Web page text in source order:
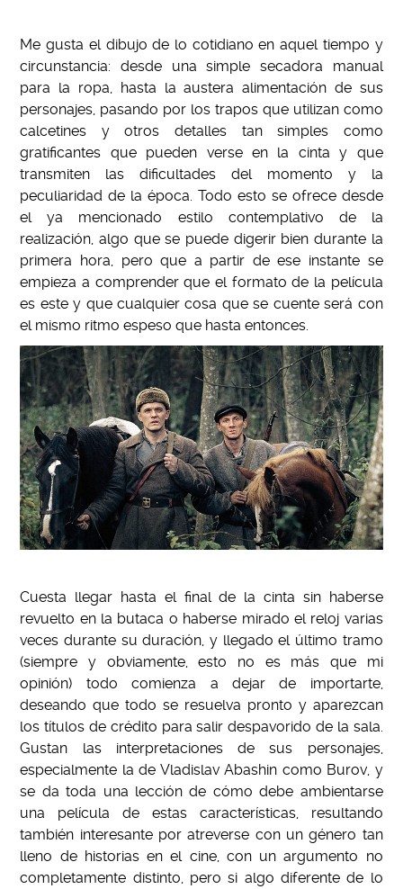
Me gusta el dibujo de lo cotidiano en aquel tiempo y
circunstancia: desde una simple secadora manual
para la ropa, hasta la austera alimentación de sus
personajes, pasando por los trapos que utilizan como
calcetines y otros detalles tan simples como
gratificantes que pueden verse en la cinta y que
transmiten las dificultades del momento y la
peculiaridad de la época. Todo esto se ofrece desde
el ya mencionado estilo contemplativo de la
realización, algo que se puede digerir bien durante la
primera hora, pero que a partir de ese instante se
empieza a comprender que el formato de la película
es este y que cualquier cosa que se cuente será con
el mismo ritmo espeso que hasta entonces.
Cuesta llegar hasta el final de la cinta sin haberse
revuelto en la butaca o haberse mirado el reloj varias
veces durante su duración, y llegado el último tramo
(siempre y obviamente, esto no es más que mi
opinión) todo comienza a dejar de importarte,
deseando que todo se resuelva pronto y aparezcan
los títulos de crédito para salir despavorido de la sala.
Gustan las interpretaciones de sus personajes,
especialmente la de Vladislav Abashin como Burov, y
se da toda una lección de cómo debe ambientarse
una película de estas características, resultando
también interesante por atreverse con un género tan
lleno de historias en el cine, con un argumento no
completamente distinto, pero si algo diferente de lo